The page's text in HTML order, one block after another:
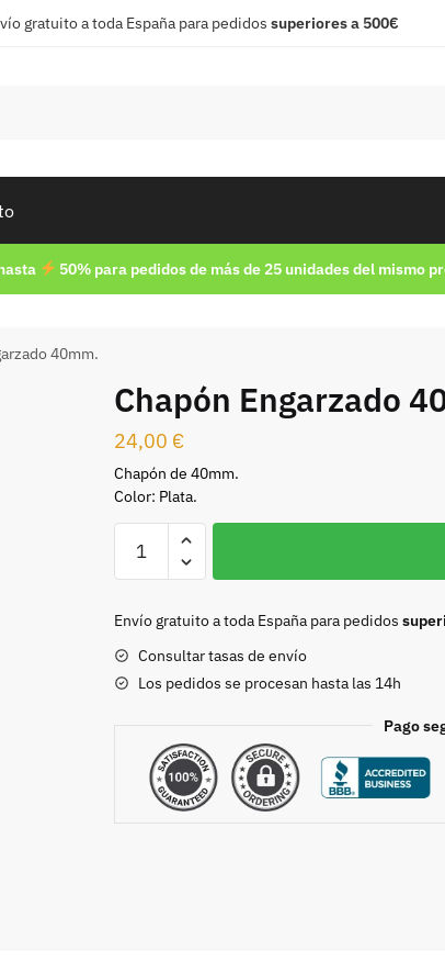
gratuito a toda España para pedidos superiores a 500€
50% para pedidos de más de 25 unidades del mismo
40mm.
Chapón Engarzado
24,00 €
Chapón de 40mm.
Color: Plata.
Engarzado
cantidad
Envío gratuito a toda España para pedidos
Consultar tasas de envío
Los pedidos se procesan hasta las 14h
Pago